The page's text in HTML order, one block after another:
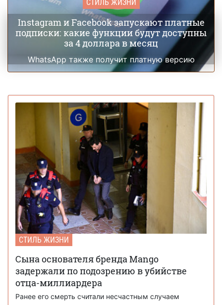
СТИЛЬ ЖИЗНИ
Instagram и Facebook запускают платные
подписки: какие функции будут доступны
за 4 доллара в месяц
WhatsApp также получит платную версию
СТИЛЬ ЖИЗНИ
Сына основателя бренда Mango
задержали по подозрению в убийстве
отца-миллиардера
Ранее его смерть считали несчастным случаем